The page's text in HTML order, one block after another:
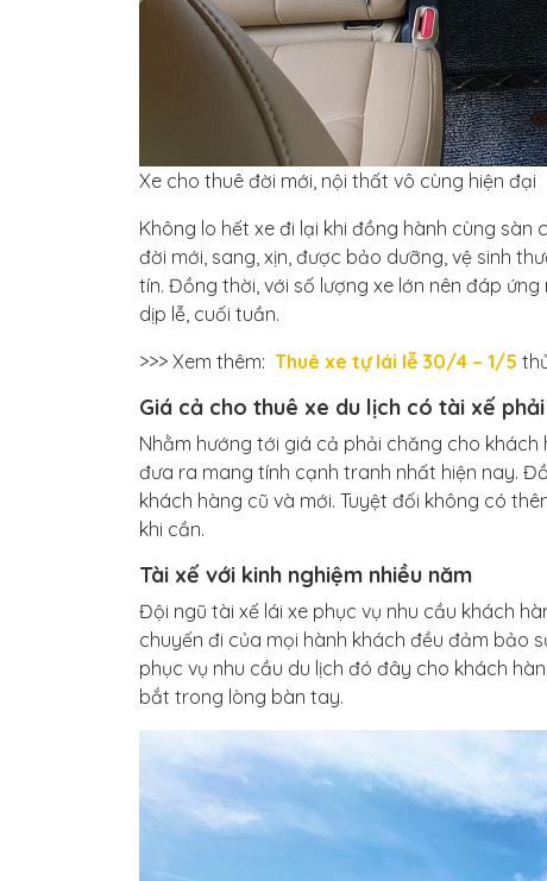
Xe cho thuê đời mới, nội thất vô cùng hiện đại
Không lo hết xe đi lại khi đồng hành cùng
đời mới, sang, xịn, được bảo dưỡng, vệ sinh
tín. Đồng thời, với số lượng xe lớn nên đáp
dịp lễ, cuối tuần.
>>> Xem thêm: Thuê xe tự lái lễ 30/4 – 1/5
Giá cả cho thuê xe du lịch có tài xế
Nhằm hướng tới giá cả phải chăng cho
đưa ra mang tính cạnh tranh nhất hiện nay.
khách hàng cũ và mới. Tuyệt đối không có
khi cần.
Tài xế với kinh nghiệm nhiều năm
Đội ngũ tài xế lái xe phục vụ nhu cầu khách
chuyến đi của mọi hành khách đều đảm bảo
phục vụ nhu cầu du lịch đó đây cho khách
bắt trong lòng bàn tay.